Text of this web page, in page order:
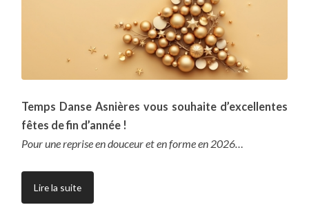
Temps Danse Asnières vous souhaite d’excellentes
fêtes de fin d’année !
Pour une reprise en douceur et en forme en 2026…
Lire la suite